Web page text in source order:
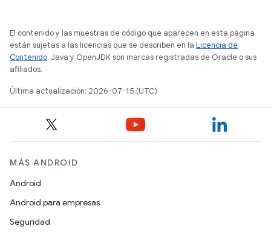
El contenido y las muestras de código que aparecen en esta página
están sujetas a las licencias que se describen en la Licencia de
Contenido. Java y OpenJDK son marcas registradas de Oracle o sus
afiliados.
Última actualización: 2026-07-15 (UTC)
MÁS ANDROID
Android
Android para empresas
Seguridad